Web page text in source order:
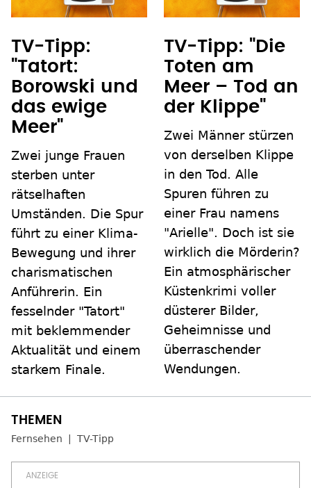
TV-Tipp:
"Tatort:
Borowski und
das ewige
Meer"
Zwei junge Frauen
sterben unter
rätselhaften
Umständen. Die Spur
führt zu einer Klima-
Bewegung und ihrer
charismatischen
Anführerin. Ein
fesselnder "Tatort"
mit beklemmender
Aktualität und einem
starkem Finale.
TV-Tipp: "Die
Toten am
Meer – Tod an
der Klippe"
Zwei Männer stürzen
von derselben Klippe
in den Tod. Alle
Spuren führen zu
einer Frau namens
"Arielle". Doch ist sie
wirklich die Mörderin?
Ein atmosphärischer
Küstenkrimi voller
düsterer Bilder,
Geheimnisse und
überraschender
Wendungen.
Fernsehen TV-Tipp